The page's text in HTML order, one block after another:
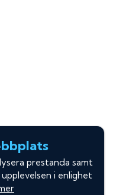
prestanda samt
i enlighet